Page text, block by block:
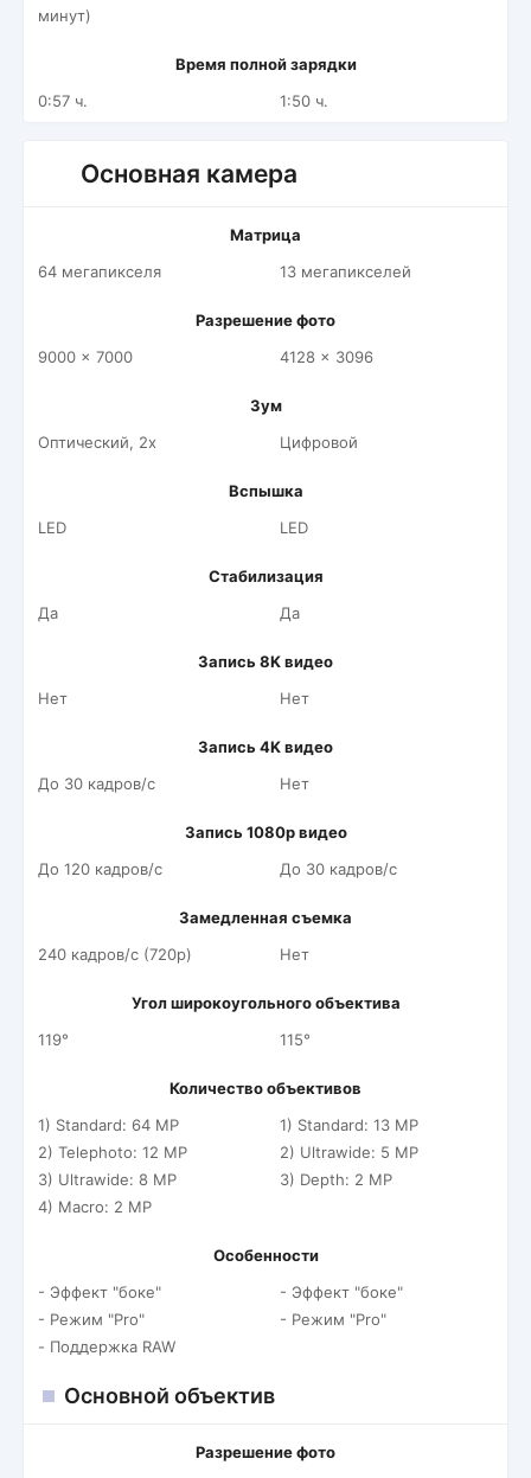
минут)
Время полной зарядки
0:57 ч.
1:50 ч.
Основная камера
Матрица
64 мегапикселя
13 мегапикселей
Разрешение фото
9000 x 7000
4128 x 3096
Зум
Оптический, 2x
Цифровой
Вспышка
LED
LED
Стабилизация
Да
Да
Запись 8K видео
Нет
Нет
Запись 4K видео
До 30 кадров/c
Нет
Запись 1080p видео
До 120 кадров/c
До 30 кадров/c
Замедленная съемка
240 кадров/c (720p)
Нет
Угол широкоугольного объектива
119°
115°
Количество объективов
1) Standard: 64 MP
2) Telephoto: 12 MP
3) Ultrawide: 8 MP
4) Macro: 2 MP
1) Standard: 13 MP
2) Ultrawide: 5 MP
3) Depth: 2 MP
Особенности
- Эффект "боке"
- Режим "Pro"
- Поддержка RAW
- Эффект "боке"
- Режим "Pro"
Основной объектив
Разрешение фото